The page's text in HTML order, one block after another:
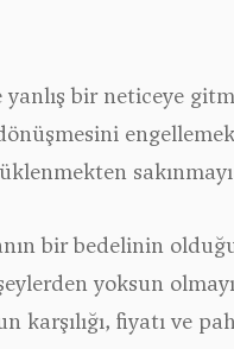
bir neticeye
bir bedelinin
yoksun
fiyatı ve